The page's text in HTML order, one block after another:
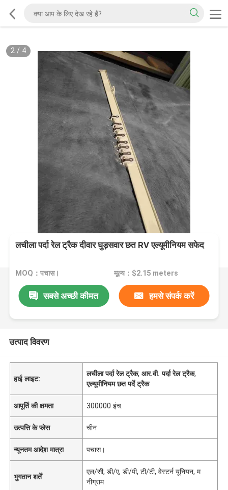
2/ 4
लचीला पर्दा रेल ट्रैक दीवार घुड़सवार छत RV एल्यूमीनियम सफेद
MOQ：पचास। मूल्य：$2.15 meters
सबसे अच्छी कीमत हमसे संपर्क करें
उत्पाद विवरण
हाई लाइट:
लचीला पर्दा रेल ट्रैक,आर.वी. पर्दा रेल ट्रैक,
एल्यूमीनियम छत पर्दे ट्रैक
आपूर्ति की क्षमता 300000 इंच.
उत्पत्ति के प्लेस चीन
न्यूनतम आदेश मात्रा पचास।
भुगतान शर्तें
एल/सी, डी/ए, डी/पी, टी/टी, वेस्टर्न यूनियन, म
नीग्राम